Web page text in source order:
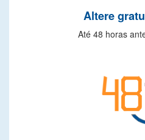
Altere
Até 48 horas